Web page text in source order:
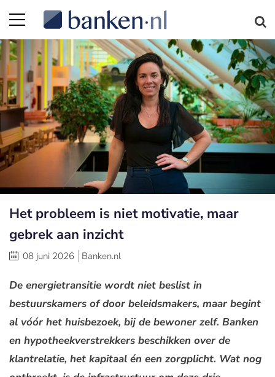
Het probleem is niet motivatie, maar
gebrek aan inzicht
08 juni 2026 Banken.nl
De energietransitie wordt niet beslist in
bestuurskamers of door beleidsmakers, maar begint
al vóór het huisbezoek, bij de bewoner zelf. Banken
en hypotheekverstrekkers beschikken over de
klantrelatie, het kapitaal én een zorgplicht. Wat nog